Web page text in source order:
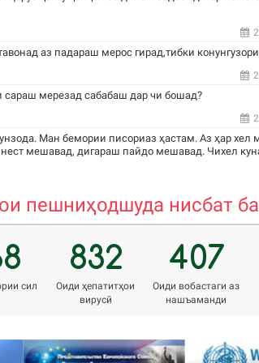
аз падараш мерос гирад,тибки
сараш мерезад сабабаш дар чи бошад?
Ман бемории писориаз ҳастам. Аз ҳар хел
мешавад, дигараш пайдо мешавад. Чихел
пешниҳодшуда нисбат
сил
832
Оиди ҳепатитҳои
вирусӣ
407
Оиди вобастаги аз
нашъаманди